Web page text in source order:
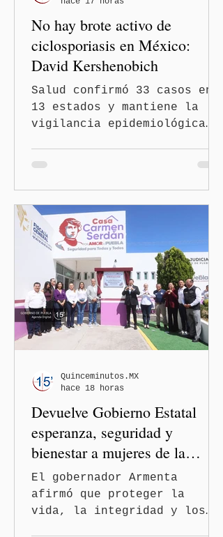
No hay brote activo de
ciclosporiasis en México:
David Kershenobich
Salud confirmó 33 casos en
13 estados y mantiene la
vigilancia epidemiológica
Kershenobich Stalnikowitz,
aseguró que en México no
existe un brote activo de
ciclosporiasis, luego de
los recientes reportes de
casos en Estados Unidos y
de viajeros del Reino Unido
que visitaron territorio
mexicano. A través de un
mensaje difundido en redes
informó que la Secretaría
de Salud activó de mane
Devuelve Gobierno Estatal
esperanza, seguridad y
bienestar a mujeres de la
periferia urbana
El gobernador Armenta
afirmó que proteger la
vida, la integridad y los
Quinceminutos.MX
hace 18 horas